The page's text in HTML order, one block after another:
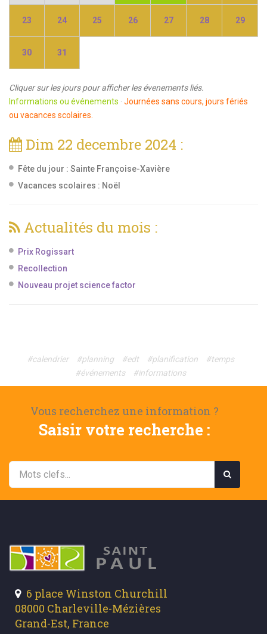
23 24 25 26 27 28 29
30 31
Cliquer sur les jours pour afficher les évenements liés.
Informations ou événements · Journées sans cours, jours fériés
ou vacances scolaires.
Dim 22 decembre 2024 :
Fête du jour : Sainte Françoise-Xavière
Vacances scolaires : Noël
Actualités du mois :
Prix Rogissart
Recollection
Nouveau projet science factor
#calendrier #planning #edt #planification
#temps
#événements
#informations
Vous recherchez une information ?
Saisir votre recherche :
6 place Winston Churchill
08000 Charleville-Mézières
Grand-Est, France